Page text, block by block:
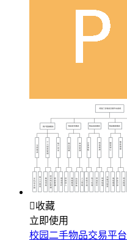
收藏
立即使用
校园二手物品交易平台